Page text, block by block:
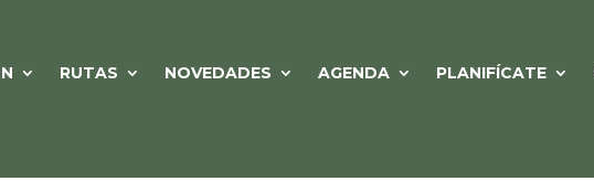
RUTAS NOVEDADES AGENDA PLANIFÍCATE